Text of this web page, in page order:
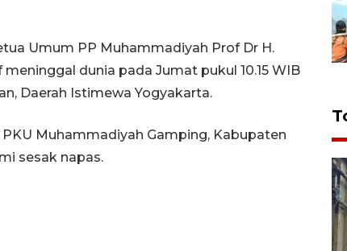
Umum PP Muhammadiyah Prof Dr H.
dunia pada Jumat pukul 10.15 WIB
Daerah Istimewa Yogyakarta.
Muhammadiyah Gamping, Kabupaten
sesak napas.